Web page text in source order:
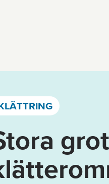
Kalmar län och Öland